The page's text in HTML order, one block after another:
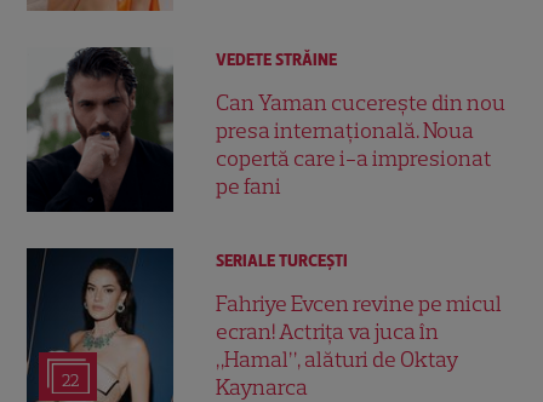
VEDETE STRĂINE
Can Yaman cucerește din nou
presa internațională. Noua
copertă care i-a impresionat
pe fani
22
SERIALE TURCEŞTI
Fahriye Evcen revine pe micul
ecran! Actrița va juca în
„Hamal”, alături de Oktay
Kaynarca